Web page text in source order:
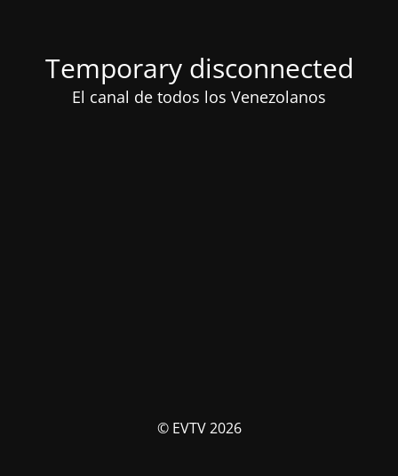
Temporary disconnected
El canal de todos los Venezolanos
© EVTV 2026